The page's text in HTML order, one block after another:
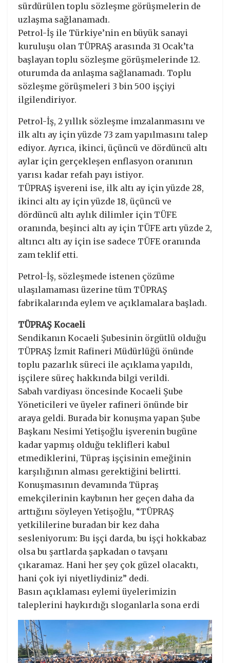
sürdürülen toplu sözleşme görüşmelerin de
uzlaşma sağlanamadı.
Petrol-İş ile Türkiye’nin en büyük sanayi
kuruluşu olan TÜPRAŞ arasında 31 Ocak’ta
başlayan toplu sözleşme görüşmelerinde 12.
oturumda da anlaşma sağlanamadı. Toplu
sözleşme görüşmeleri 3 bin 500 işçiyi
ilgilendiriyor.
Petrol-İş, 2 yıllık sözleşme imzalanmasını ve
ilk altı ay için yüzde 73 zam yapılmasını talep
ediyor. Ayrıca, ikinci, üçüncü ve dördüncü altı
aylar için gerçekleşen enflasyon oranının
yarısı kadar refah payı istiyor.
TÜPRAŞ işvereni ise, ilk altı ay için yüzde 28,
ikinci altı ay için yüzde 18, üçüncü ve
dördüncü altı aylık dilimler için TÜFE
oranında, beşinci altı ay için TÜFE artı yüzde 2,
altıncı altı ay için ise sadece TÜFE oranında
zam teklif etti.
Petrol-İş, sözleşmede istenen çözüme
ulaşılamaması üzerine tüm TÜPRAŞ
fabrikalarında eylem ve açıklamalara başladı.
TÜPRAŞ Kocaeli
Sendikanın Kocaeli Şubesinin örgütlü olduğu
TÜPRAŞ İzmit Rafineri Müdürlüğü önünde
toplu pazarlık süreci ile açıklama yapıldı,
işçilere süreç hakkında bilgi verildi.
Sabah vardiyası öncesinde Kocaeli Şube
Yöneticileri ve üyeler rafineri önünde bir
araya geldi. Burada bir konuşma yapan Şube
Başkanı Nesimi Yetişoğlu işverenin bugüne
kadar yapmış olduğu teklifleri kabul
etmediklerini, Tüpraş işçisinin emeğinin
karşılığının alması gerektiğini belirtti.
Konuşmasının devamında Tüpraş
emekçilerinin kaybının her geçen daha da
arttığını söyleyen Yetişoğlu, “TÜPRAŞ
yetkililerine buradan bir kez daha
sesleniyorum: Bu işçi darda, bu işçi hokkabaz
olsa bu şartlarda şapkadan o tavşanı
çıkaramaz. Hani her şey çok güzel olacaktı,
hani çok iyi niyetliydiniz” dedi.
Basın açıklaması eylemi üyelerimizin
taleplerini haykırdığı sloganlarla sona erdi